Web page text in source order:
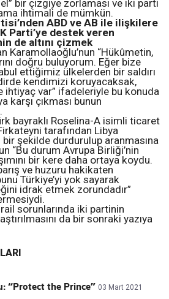
bir çizgiye zorlaması ve iki parti
ihtimali de mümkün.
ABD ve AB ile ilişkilere
Parti’ye destek veren
de altını çizmek
Karamollaoğlu’nun “Hükûmetin,
doğru buluyorum. Eğer bize
ettiğimiz ülkelerden bir saldırı
kendimizi koruyacaksak,
ihtiyaç var” ifadeleriyle bu konuda
karşı çıkması bunun
bayraklı Roselina-A isimli ticaret
tarafından Libya
bir şekilde durdurulup aranmasına
“Bu durum Avrupa Birliği’nin
bir kere daha ortaya koydu.
ve huzuru hakikaten
Türkiye’yi yok sayarak
idrak etmek zorundadır”
sorunlarında iki partinin
da bir sonraki yazıya
“Protect the Prince” 03 Mart 2021